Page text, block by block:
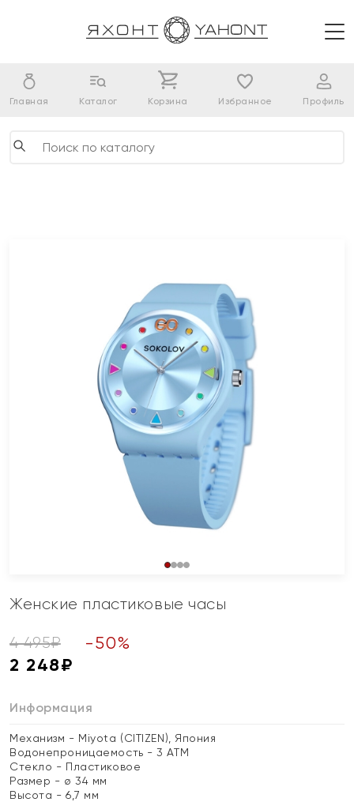
Главная Каталог Корзина Избранное Профиль
Женские пластиковые часы
4 495₽ -50%
2 248₽
Информация
Механизм - Miyota (CITIZEN), Япония
Водонепроницаемость - 3 ATM
Стекло - Пластиковое
Размер - ø 34 мм
Высота - 6,7 мм